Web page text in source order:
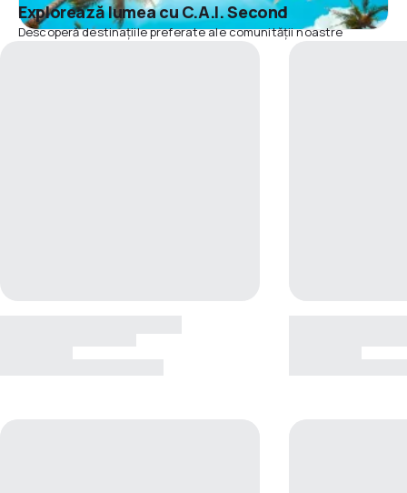
Explorează lumea cu C.A.I. Second
Descoperă destinațiile preferate ale comunității noastre